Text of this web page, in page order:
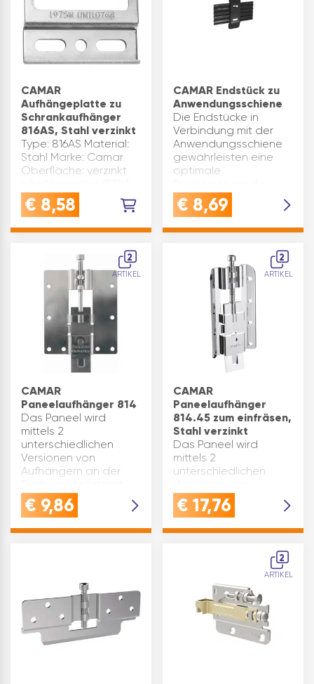
CAMAR
Aufhängeplatte zu
Schrankaufhänger
816AS, Stahl verzinkt
Type: 816AS Material:
Stahl Marke: Camar
Oberfläche: verzinkt
€ 8,58
CAMAR Endstück zu
Anwendungsschiene
Die Endstücke in
Verbindung mit der
Anwendungsschiene
gewährleisten eine
optimale
Aufhängeplatten 821.
Type: 821 Material:
Verwendung:
821/20 Marke: Cam…
€ 8,69
2
ARTIKEL
CAMAR
Paneelaufhänger 814
Das Paneel wird
mittels 2
unterschiedlichen
Versionen von
Aufhängern an der
Der Aufhänger ohne
Feder wird am oberen
befestigt und trägt
€ 9,86
2
ARTIKEL
CAMAR
Paneelaufhänger
814.45 zum einfräsen,
Stahl verzinkt
Das Paneel wird
mittels 2
unterschiedlichen
Aufhängern an der
Rückwand platziert
Feder wird am oberen
Bereich des Paneels
befestigt und trägt
das Gewicht und ist
€ 17,76
2
ARTIKEL